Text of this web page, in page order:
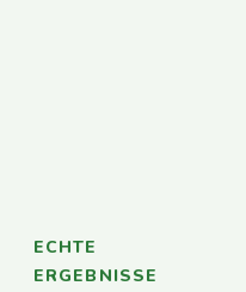
ECHTE
ERGEBNISSE